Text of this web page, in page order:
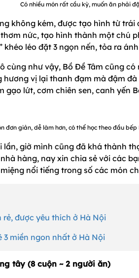
Có nhiều món rất cầu kỳ, muốn ăn phải
không kém, được tạo hình từ
nức, tạo hình thành một chú
khéo léo đặt 3 ngọn nến, tỏa ra
cùng như vậy, Bồ Đề Tâm cũng
vị lại thanh đạm mà đậm
lứt, cơm chiên sen, canh yến
đơn giản, dễ làm hơn, có thể học theo đầu
lần, giờ mình cũng đã khá thành
hàng, nay xin chia sẻ với các
nổi tiếng trong số các món
rẻ, được yêu thích ở Hà Nội
3 miền ngon nhất ở Hà Nội
tây (8 cuộn ~ 2 người ăn)